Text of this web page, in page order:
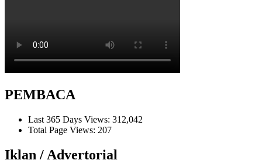
PEMBACA
Last 365 Days Views: 312,042
Total Page Views: 207
Iklan / Advertorial